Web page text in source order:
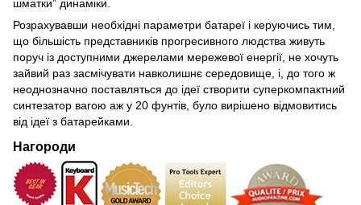
шматки” динаміки.
Розрахувавши необхідні параметри батареї і керуючись тим,
що більшість представників прогресивного людства живуть
поруч із доступними джерелами мережевої енергії, не хочуть
зайвий раз засмічувати навколишнє середовище, і, до того ж
неоднозначно поставляться до ідеї створити суперкомпактний
синтезатор вагою аж у 20 фунтів, було вирішено відмовитись
від ідеї з батарейками.
Нагороди